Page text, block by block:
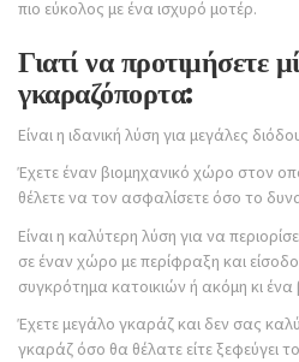
πιο εύκολος με ένα ισχυρό μοτέρ.
Γιατί να προτιμήσετε
γκαραζόπορτα:
Είναι η ιδανική λύση για μεγάλες
Έχετε έναν βιομηχανικό χώρο στον
θέλετε να τον ασφαλίσετε όσο το
Είναι η καλύτερη λύση για να
σε έναν χώρο με περίφραξη και
συγκρότημα κατοικιών ή ακόμη κι
Έχετε μεγάλο γκαράζ και δεν σας
γκαράζ όσο θα θέλατε είτε ξεφεύγει